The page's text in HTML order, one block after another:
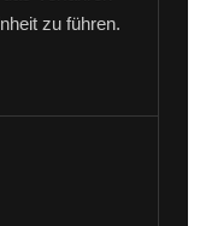
zu führen.